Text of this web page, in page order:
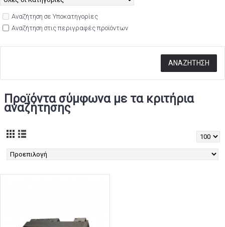
Αναζήτηση σε Υποκατηγορίες
Αναζήτηση στις περιγραφές προϊόντων
Προϊόντα σύμφωνα με τα κριτήρια
αναζήτησης